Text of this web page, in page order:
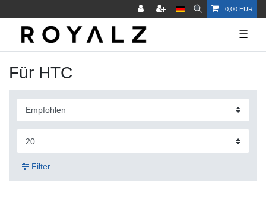
0,00 EUR
☰
Für HTC
Filter